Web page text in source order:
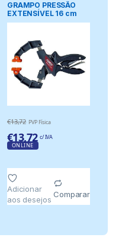
GRAMPO PRESSÃO
EXTENSÍVEL 16 cm
€13,72 PVP Física
€13,72 c/ IVA
ONLINE
Adicionar
aos desejos
Comparar